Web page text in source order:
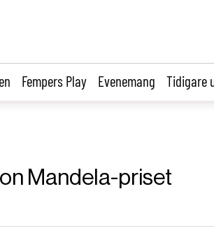
Fempers Play Evenemang Tidigare
Mandela-priset